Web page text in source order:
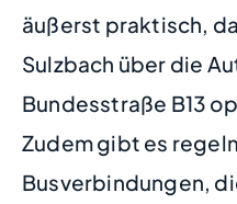
äußerst praktisch,
Sulzbach über die
Bundesstraße B13
Zudem gibt es
Busverbindungen,